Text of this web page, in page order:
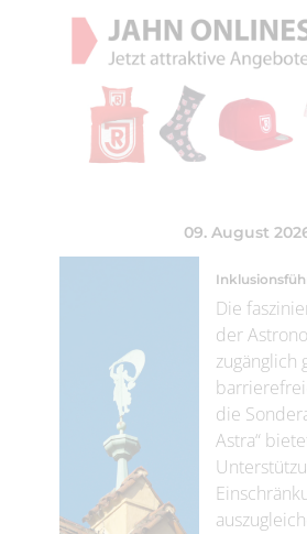
09. August
Die
der
zugänglich
die
Astra“